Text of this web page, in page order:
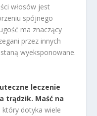
włosów jest
spójnego
ma znaczący
przez innych
wyeksponowane.
leczenie
trądzik. Maść na
dotyka wiele